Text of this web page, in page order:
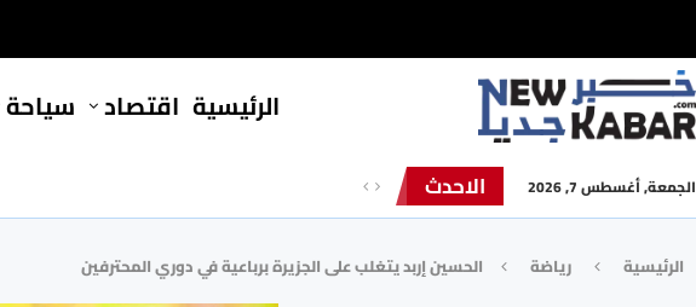
الرئيسية ⁠اقتصاد سياحة
الجمعة, أغسطس 7, 2026 الاحدث
الرئيسية رياضة الحسين إربد يتغلب على الجزيرة برباعية في دوري المحترفين